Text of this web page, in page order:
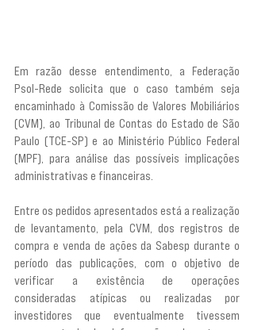
Em razão desse entendimento, a Federação
Psol-Rede solicita que o caso também seja
encaminhado à Comissão de Valores Mobiliários
(CVM), ao Tribunal de Contas do Estado de São
Paulo (TCE-SP) e ao Ministério Público Federal
(MPF), para análise das possíveis implicações
administrativas e financeiras.
Entre os pedidos apresentados está a realização
de levantamento, pela CVM, dos registros de
compra e venda de ações da Sabesp durante o
período das publicações, com o objetivo de
verificar a existência de operações
consideradas atípicas ou realizadas por
investidores que eventualmente tivessem